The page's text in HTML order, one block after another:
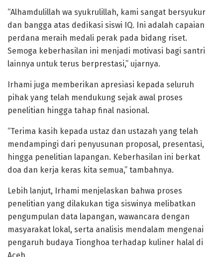
“Alhamdulillah wa syukrulillah, kami sangat bersyukur
dan bangga atas dedikasi siswi IQ. Ini adalah capaian
perdana meraih medali perak pada bidang riset.
Semoga keberhasilan ini menjadi motivasi bagi santri
lainnya untuk terus berprestasi,” ujarnya.
Irhami juga memberikan apresiasi kepada seluruh
pihak yang telah mendukung sejak awal proses
penelitian hingga tahap final nasional.
“Terima kasih kepada ustaz dan ustazah yang telah
mendampingi dari penyusunan proposal, presentasi,
hingga penelitian lapangan. Keberhasilan ini berkat
doa dan kerja keras kita semua,” tambahnya.
Lebih lanjut, Irhami menjelaskan bahwa proses
penelitian yang dilakukan tiga siswinya melibatkan
pengumpulan data lapangan, wawancara dengan
masyarakat lokal, serta analisis mendalam mengenai
pengaruh budaya Tionghoa terhadap kuliner halal di